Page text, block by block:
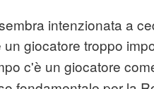
intenzionata a
un giocatore troppo
c'è un giocatore